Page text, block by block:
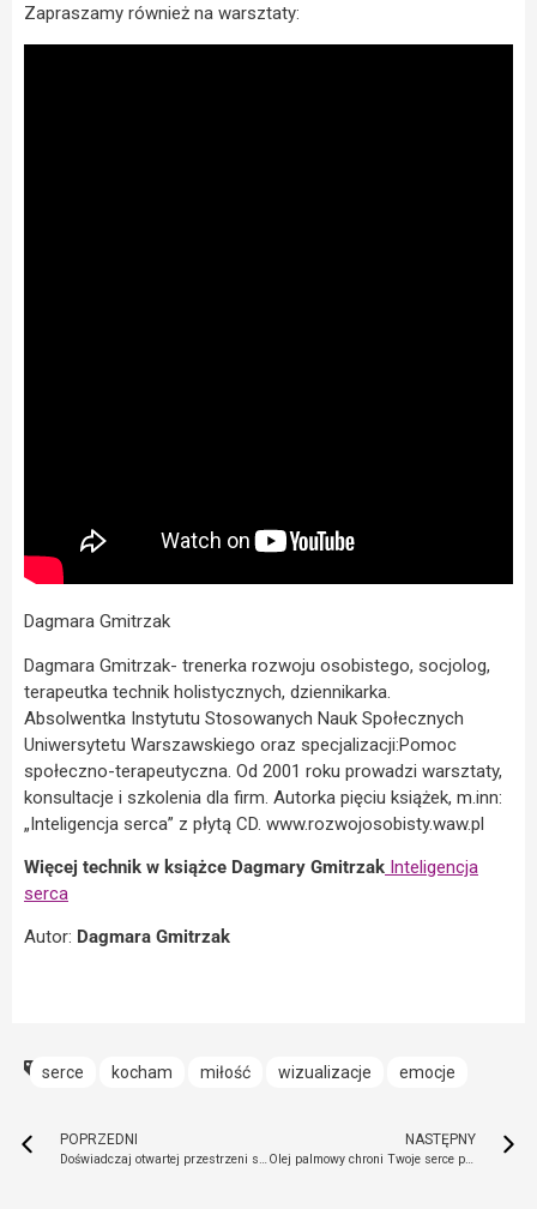
Zapraszamy również na warsztaty:
Dagmara Gmitrzak
Dagmara Gmitrzak- trenerka rozwoju osobistego, socjolog,
terapeutka technik holistycznych, dziennikarka.
Absolwentka Instytutu Stosowanych Nauk Społecznych
Uniwersytetu Warszawskiego oraz specjalizacji:Pomoc
społeczno-terapeutyczna. Od 2001 roku prowadzi warsztaty,
konsultacje i szkolenia dla firm. Autorka pięciu książek, m.inn:
„Inteligencja serca” z płytą CD. www.rozwojosobisty.waw.pl
Więcej technik w książce Dagmary Gmitrzak Inteligencja
serca
Autor: Dagmara Gmitrzak
serce kocham miłość wizualizacje emocje
POPRZEDNI
Doświadczaj otwartej przestrzeni swojej natury i zwiększ swoją świadomość
NASTĘPNY
Olej palmowy chroni Twoje serce przed zawałem